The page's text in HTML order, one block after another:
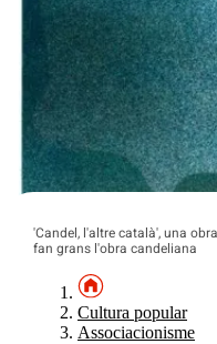
'Candel, l'altre català', una
fan grans l'obra candeliana
Cultura popular
Associacionisme